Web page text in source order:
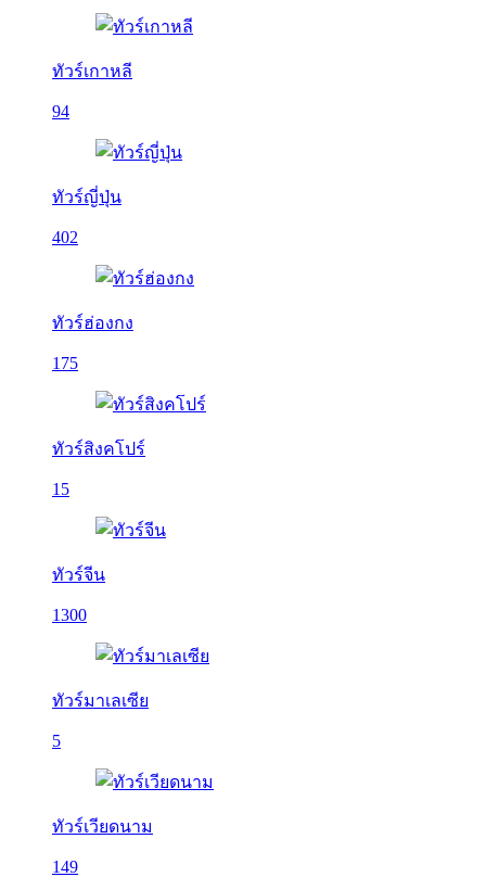
ทัวร์เกาหลี
94
ทัวร์ญี่ปุ่น
402
ทัวร์ฮ่องกง
175
ทัวร์สิงคโปร์
15
ทัวร์จีน
1300
ทัวร์มาเลเซีย
5
ทัวร์เวียดนาม
149